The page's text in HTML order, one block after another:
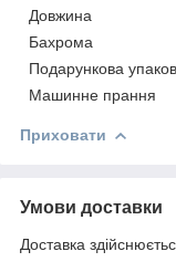
Довжина
Бахрома
Подарункова
Машинне прання
Приховати
Умови доставки
Доставка